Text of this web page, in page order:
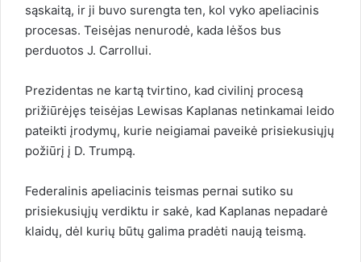
sąskaitą, ir ji buvo surengta ten, kol vyko apeliacinis
procesas. Teisėjas nenurodė, kada lėšos bus
perduotos J. Carrollui.
Prezidentas ne kartą tvirtino, kad civilinį procesą
prižiūrėjęs teisėjas Lewisas Kaplanas netinkamai leido
pateikti įrodymų, kurie neigiamai paveikė prisiekusiųjų
požiūrį į D. Trumpą.
Federalinis apeliacinis teismas pernai sutiko su
prisiekusiųjų verdiktu ir sakė, kad Kaplanas nepadarė
klaidų, dėl kurių būtų galima pradėti naują teismą.